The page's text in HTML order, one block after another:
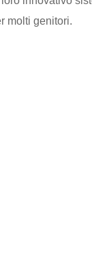
molti genitori.